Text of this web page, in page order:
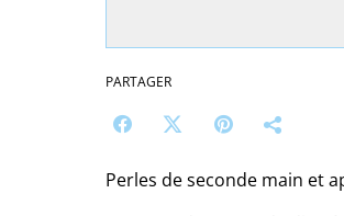
PARTAGER
Perles de seconde main et